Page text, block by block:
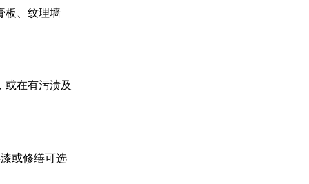
板、纹理墙
或在有污渍及
或修缮可选